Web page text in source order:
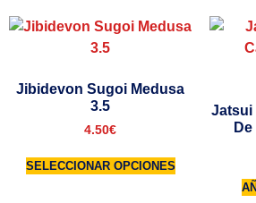
Jibidevon Sugoi Medusa
3.5
4.50€
SELECCIONAR OPCIONES
Jatsui